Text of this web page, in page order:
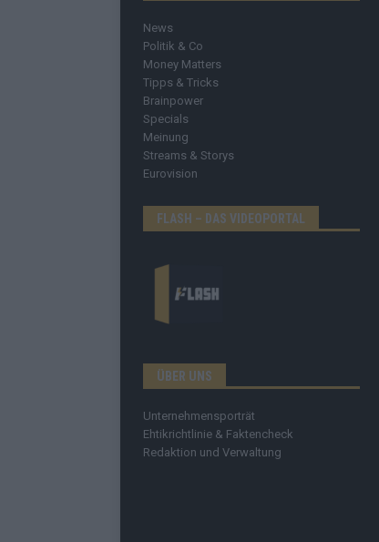
News
Politik & Co
Money Matters
Tipps & Tricks
Brainpower
Specials
Meinung
Streams & Storys
Eurovision
FLASH – DAS VIDEOPORTAL
ÜBER UNS
Unternehmensporträt
Ehtikrichtlinie & Faktencheck
Redaktion und Verwaltung